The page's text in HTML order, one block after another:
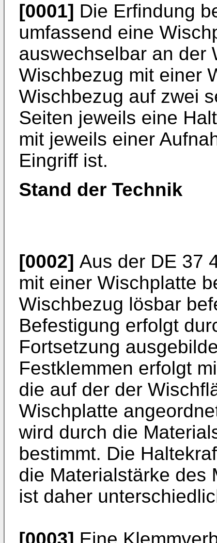
[0001] Die Erfindung
umfassend eine
auswechselbar an der
Wischbezug mit einer
Wischbezug auf zwei
Seiten jeweils eine
mit jeweils einer
Eingriff ist.
Stand der Technik
[0002] Aus der DE 37
mit einer Wischplatte
Wischbezug lösbar
Befestigung erfolgt
Fortsetzung
Festklemmen erfolgt
die auf der der
Wischplatte
wird durch die
bestimmt. Die
die Materialstärke des
ist daher